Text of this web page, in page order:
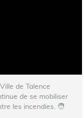
Ville de Talence
de se mobiliser
les incendies. ‍🧑‍